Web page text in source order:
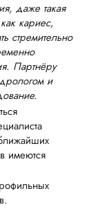
даже такая
кариес,
стремительно
Партнёру
и
имеются